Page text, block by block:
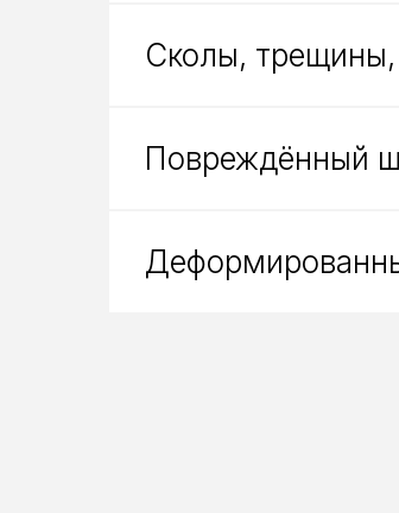
Сколы,
Повреждённый